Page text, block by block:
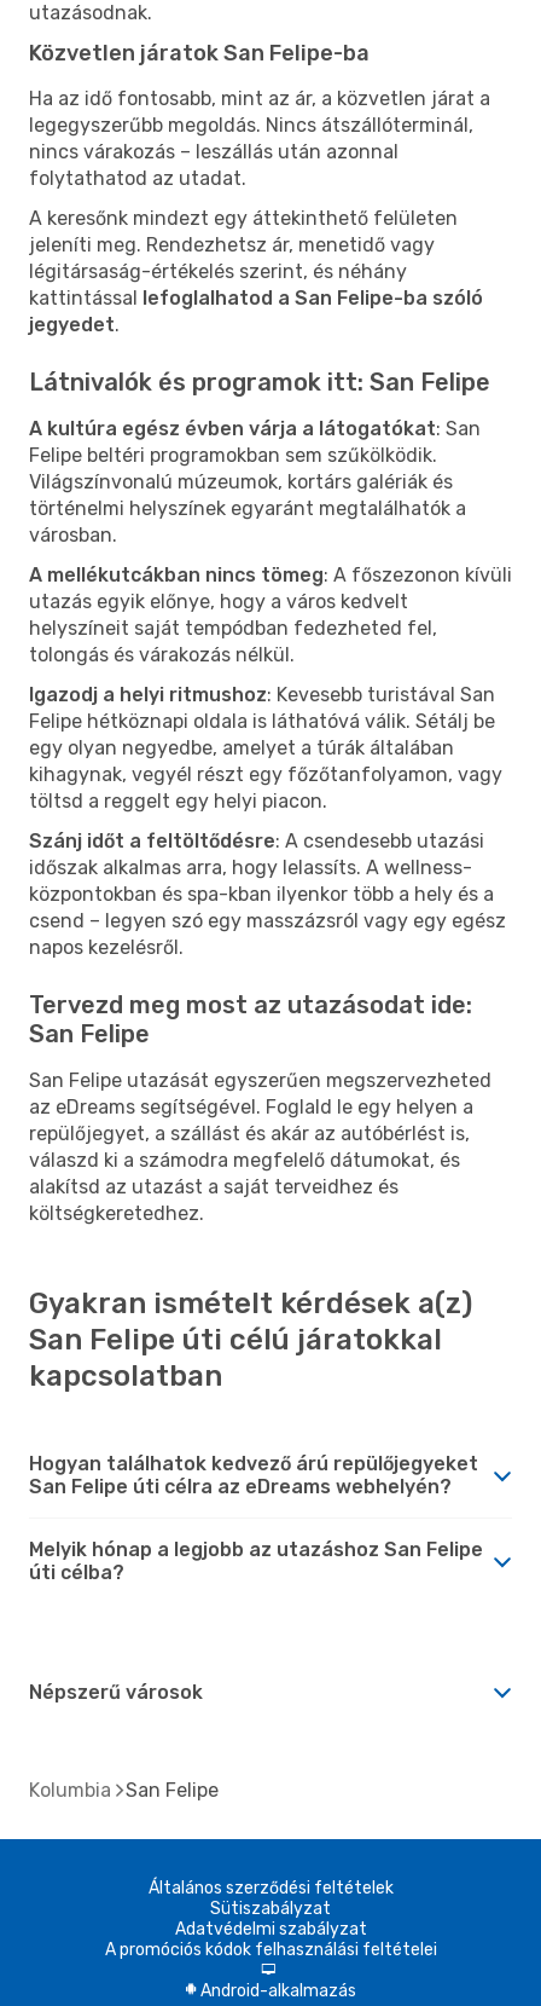
utazásodnak.
Közvetlen járatok San Felipe-ba
Ha az idő fontosabb, mint az ár, a közvetlen járat a
legegyszerűbb megoldás. Nincs átszállóterminál,
nincs várakozás – leszállás után azonnal
folytathatod az utadat.
A keresőnk mindezt egy áttekinthető felületen
jeleníti meg. Rendezhetsz ár, menetidő vagy
légitársaság-értékelés szerint, és néhány
kattintással lefoglalhatod a San Felipe-ba szóló
jegyedet.
Látnivalók és programok itt: San Felipe
A kultúra egész évben várja a látogatókat: San
Felipe beltéri programokban sem szűkölködik.
Világszínvonalú múzeumok, kortárs galériák és
történelmi helyszínek egyaránt megtalálhatók a
városban.
A mellékutcákban nincs tömeg: A főszezonon kívüli
utazás egyik előnye, hogy a város kedvelt
helyszíneit saját tempódban fedezheted fel,
tolongás és várakozás nélkül.
Igazodj a helyi ritmushoz: Kevesebb turistával San
Felipe hétköznapi oldala is láthatóvá válik. Sétálj be
egy olyan negyedbe, amelyet a túrák általában
kihagynak, vegyél részt egy főzőtanfolyamon, vagy
töltsd a reggelt egy helyi piacon.
Szánj időt a feltöltődésre: A csendesebb utazási
időszak alkalmas arra, hogy lelassíts. A wellness-
központokban és spa-kban ilyenkor több a hely és a
csend – legyen szó egy masszázsról vagy egy egész
napos kezelésről.
Tervezd meg most az utazásodat ide:
San Felipe
San Felipe utazását egyszerűen megszervezheted
az eDreams segítségével. Foglald le egy helyen a
repülőjegyet, a szállást és akár az autóbérlést is,
válaszd ki a számodra megfelelő dátumokat, és
alakítsd az utazást a saját terveidhez és
költségkeretedhez.
Gyakran ismételt kérdések a(z)
San Felipe úti célú járatokkal
kapcsolatban
Hogyan találhatok kedvező árú repülőjegyeket
San Felipe úti célra az eDreams webhelyén?
Melyik hónap a legjobb az utazáshoz San Felipe
úti célba?
Népszerű városok
Kolumbia San Felipe
Általános szerződési feltételek
Sütiszabályzat
Adatvédelmi szabályzat
A promóciós kódok felhasználási feltételei
d
A Android-alkalmazás